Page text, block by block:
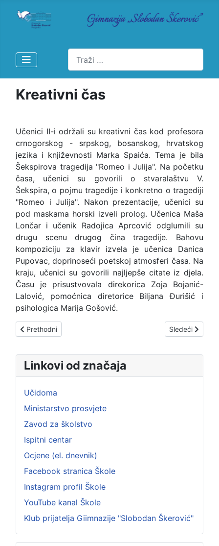
Pretraži
Kreativni čas
Učenici II-i održali su kreativni čas kod profesora
crnogorskog - srpskog, bosanskog, hrvatskog
jezika i književnosti Marka Spaića. Tema je bila
Šekspirova tragedija "Romeo i Julija". Na početku
časa, učenici su govorili o stvaralaštvu V.
Šekspira, o pojmu tragedije i konkretno o tragediji
"Romeo i Julija". Nakon prezentacije, učenici su
pod maskama horski izveli prolog. Učenica Maša
Lončar i učenik Radojica Aprcović odglumili su
drugu scenu drugog čina tragedije. Bahovu
kompoziciju za klavir izvela je učenica Danica
Pupovac, doprinoseći poetskoj atmosferi časa. Na
kraju, učenici su govorili najljepše citate iz djela.
Času je prisustvovala direkorica Zoja Bojanić-
Lalović, pomoćnica diretorice Biljana Đurišić i
psihologica Marija Gošović.
Prethodni članak: Posjeta KIC-u „Budo Tomović“ - premijera
Prethodni Sledeći članak:
Sledeći
Linkovi od značaja
Učidoma
Ministarstvo prosvjete
Zavod za školstvo
Ispitni centar
Ocjene (el. dnevnik)
Facebook stranica Škole
Instagram profil Škole
YouTube kanal Škole
Klub prijatelja Giimnazije "Slobodan Škerović"